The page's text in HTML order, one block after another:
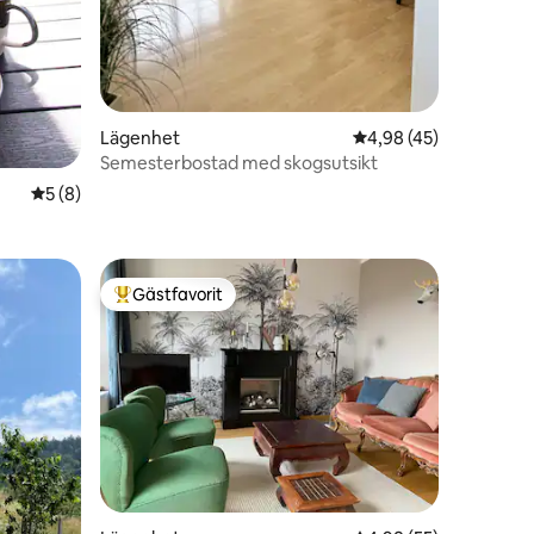
5 av 5 i genomsnittligt betyg, 8 omdömen
5 (8)
Lägenhet 4,98 av 5 i
4,98 (45)
Semesterbostad med skogsutsikt
Populär gästfavorit
Gästfavorit